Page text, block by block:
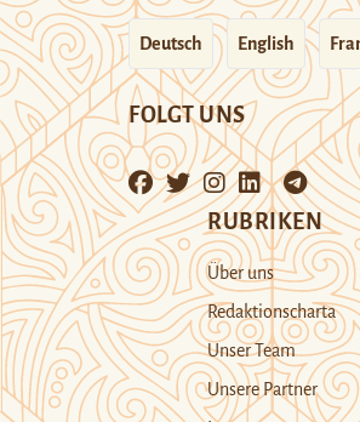
Deutsch English
FOLGT UNS
RUBRIKEN
Über uns
Redaktionscharta
Unser Team
Unsere Partner